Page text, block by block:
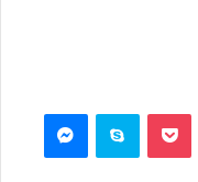
‫Pocket سكايب ماسنجر